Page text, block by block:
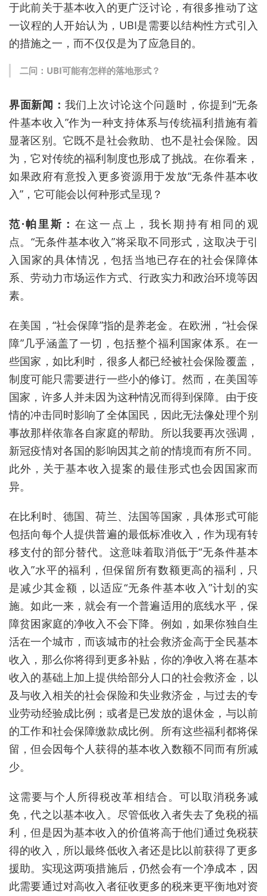
于此前关于基本收入的更广泛讨论，有很多推动了这
一议程的人开始认为， UBI是需要以结构性方式引入
的措施之一，而不仅仅是为了应急目的。
二问： UBI可能有怎样的落地形式？
界面新闻： 我们上次讨论这个问题时，你提到“无条
件基本收入”作为一种支持体系与传统福利措施有着
显著区别。它既不是社会救助、也不是社会保险。因
为，它对传统的福利制度也形成了挑战。在你看来，
如果政府有意投入更多资源用于发放“无条件基本收
入” ，它可能会以何种形式呈现？
范·帕里斯： 在这一点上，我长期持有相同的观
点。“无条件基本收入”将采取不同形式，这取决于引
入国家的具体情况，包括当地已存在的社会保障体
系、劳动力市场运作方式、行政实力和政治环境等因
素。
在美国，“社会保障”指的是养老金。在欧洲，“社会保
障”几乎涵盖了一切，包括整个福利国家体系。在一
些国家，如比利时，很多人都已经被社会保险覆盖，
制度可能只需要进行一些小的修订。然而，在美国等
国家，许多人并未因为这种情况而得到保障。由于疫
情的冲击同时影响了全体国民，因此无法像处理个别
事故那样依靠各自家庭的帮助。所以我要再次强调，
新冠疫情对各国的影响因其之前的情境而有所不同。
此外，关于基本收入提案的最佳形式也会因国家而
异。
在比利时、德国、荷兰、法国等国家，具体形式可能
包括向每个人提供普遍的最低标准收入，作为现有转
移支付的部分替代。这意味着取消低于“无条件基本
收入”水平的福利，但保留所有数额更高的福利，只
是减少其金额，以适应“无条件基本收入”计划的实
施。如此一来，就会有一个普遍适用的底线水平，保
障贫困家庭的净收入不会下降。例如，如果你独自生
活在一个城市，而该城市的社会救济金高于全民基本
收入，那么你将得到更多补贴，你的净收入将在基本
收入的基础上加上提供给部分人口的社会救济金，以
及与收入相关的社会保险和失业救济金，与过去的专
业劳动经验成比例；或者是已发放的退休金，与以前
的工作和社会保障缴款成比例。所有这些福利都将保
留，但会因每个人获得的基本收入数额不同而有所减
少。
这需要与个人所得税改革相结合。可以取消税务减
免，代之以基本收入。尽管低收入者失去了免税的福
利，但是因为基本收入的价值将高于他们通过免税获
得的收入，所以最终低收入者还是比以前获得了更多
援助。实现这两项措施后，仍然会有一个净成本，因
此需要通过对高收入者征收更多的税来更平衡地对资